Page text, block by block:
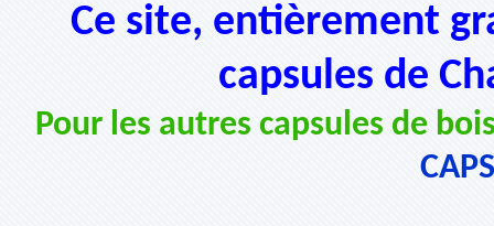
Ce site, entièrement
capsules de
Pour les autres capsules de